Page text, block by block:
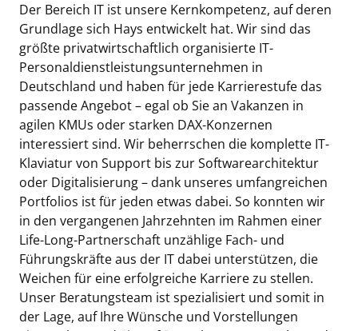
Der Bereich IT ist unsere Kernkompetenz, auf deren
Grundlage sich Hays entwickelt hat. Wir sind das
größte privatwirtschaftlich organisierte IT-
Personaldienstleistungsunternehmen in
Deutschland und haben für jede Karrierestufe das
passende Angebot – egal ob Sie an Vakanzen in
agilen KMUs oder starken DAX-Konzernen
interessiert sind. Wir beherrschen die komplette IT-
Klaviatur von Support bis zur Softwarearchitektur
oder Digitalisierung – dank unseres umfangreichen
Portfolios ist für jeden etwas dabei. So konnten wir
in den vergangenen Jahrzehnten im Rahmen einer
Life-Long-Partnerschaft unzählige Fach- und
Führungskräfte aus der IT dabei unterstützen, die
Weichen für eine erfolgreiche Karriere zu stellen.
Unser Beratungsteam ist spezialisiert und somit in
der Lage, auf Ihre Wünsche und Vorstellungen